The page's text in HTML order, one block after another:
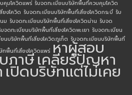
คุมโควิดแพร่ รับจดทะเบียนบริษัทพื้นที่ควบคุมโควิด
ยงโควิด รับจดทะเบียนบริษัทพื้นที่เสี่ยงโควิดกระบี่ รับ
ม รับจดทะเบียนบริษัทพื้นที่เสี่ยงโควิดน่าน รับจด
บจดทะเบียนบริษัทพื้นที่เสี่ยงโควิดพะเยา รับจดทะเบียน
ยนบริษัทพื้นที่เสี่ยงโควิดภูเก็ต รับจดทะเบียนบริษัทพื้นที่
ทพื้นที่เสี่ยงโควิดแพร่ หาผู้สอบ
ภาษีเคลียร์ปัญหา
เปิดบริษัทแต่ไม่เคย